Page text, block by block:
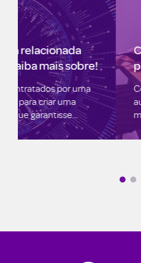
Como PMEs podem
para aumentar as
Como PMEs podem usar
aumentar as bases de
médias empresas que